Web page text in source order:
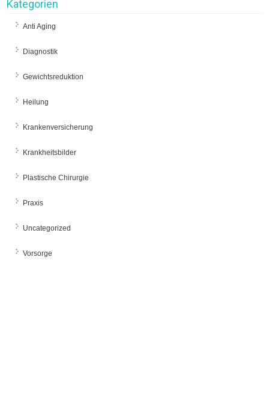
Kategorien
Anti Aging
Diagnostik
Gewichtsreduktion
Heilung
Krankenversicherung
Krankheitsbilder
Plastische Chirurgie
Praxis
Uncategorized
Vorsorge